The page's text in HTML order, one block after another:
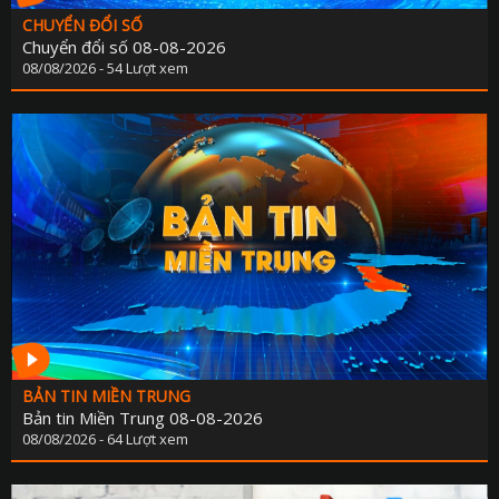
CHUYỂN ĐỔI SỐ
Chuyển đổi số 08-08-2026
08/08/2026 - 54 Lượt xem
BẢN TIN MIỀN TRUNG
Bản tin Miền Trung 08-08-2026
08/08/2026 - 64 Lượt xem